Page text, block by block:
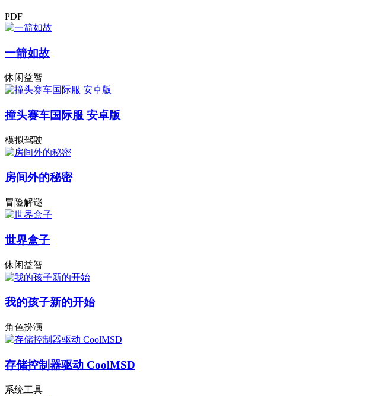
PDF
一箭如故
休闲益智
撞头赛车国际服 安卓版
模拟驾驶
房间外的秘密
冒险解谜
世界盒子
休闲益智
我的孩子新的开始
角色扮演
存储控制器驱动 CoolMSD
系统工具